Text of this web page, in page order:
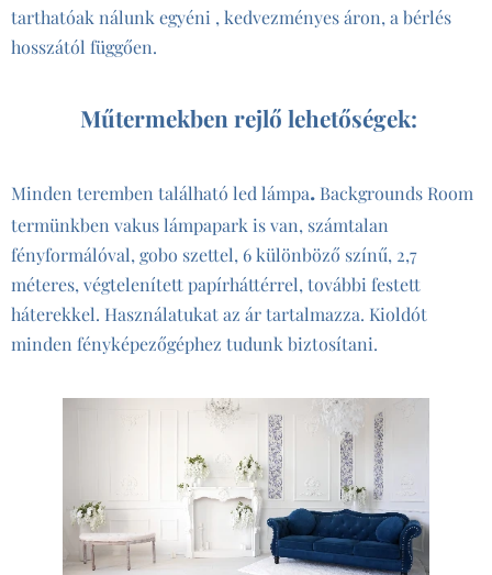
tarthatóak nálunk egyéni , kedvezményes áron, a bérlés
hosszától függően.
Műtermekben rejlő lehetőségek:
Minden teremben található led lámpa. Backgrounds Room
termünkben vakus lámpapark is van, számtalan
fényformálóval, gobo szettel, 6 különböző színű, 2,7
méteres, végtelenített papírháttérrel, további festett
háterekkel. Használatukat az ár tartalmazza. Kioldót
minden fényképezőgéphez tudunk biztosítani.